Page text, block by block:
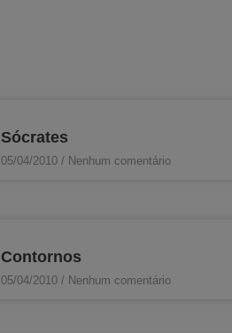
Sócrates
05/04/2010 Nenhum comentário
Contornos
05/04/2010 Nenhum comentário